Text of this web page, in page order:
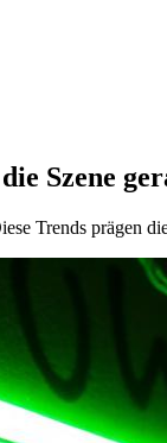
Szene
Trends prägen